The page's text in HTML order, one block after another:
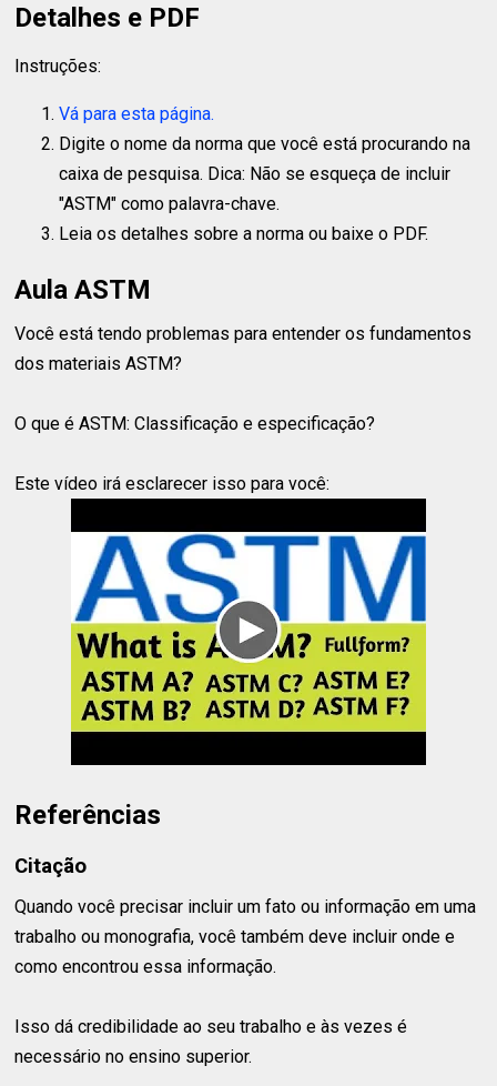
Detalhes e PDF
Instruções:
Vá para esta página.
Digite o nome da norma que você está procurando na
caixa de pesquisa. Dica: Não se esqueça de incluir
"ASTM" como palavra-chave.
Leia os detalhes sobre a norma ou baixe o PDF.
Aula ASTM
Você está tendo problemas para entender os fundamentos
dos materiais ASTM?
O que é ASTM: Classificação e especificação?
Este vídeo irá esclarecer isso para você:
Referências
Citação
Quando você precisar incluir um fato ou informação em uma
trabalho ou monografia, você também deve incluir onde e
como encontrou essa informação.
Isso dá credibilidade ao seu trabalho e às vezes é
necessário no ensino superior.